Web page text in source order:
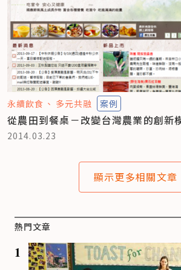
永續飲食 多元共融 案例
從農田到餐桌－改變台灣農業的創新
2014.03.23
顯示更多相關文章
熱門文章
1